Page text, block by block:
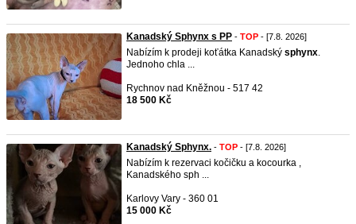
Kanadský Sphynx s PP - TOP - [7.8. 2026]
Nabízím k prodeji koťátka Kanadský sphynx.
Jednoho chla ...
Rychnov nad Kněžnou - 517 42
18 500 Kč
Kanadský Sphynx. - TOP - [7.8. 2026]
Nabízím k rezervaci kočičku a kocourka ,
Kanadského sph ...
Karlovy Vary - 360 01
15 000 Kč